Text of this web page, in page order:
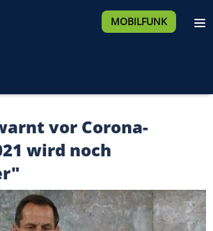
MOBILFUNK
vor Corona-
wird noch